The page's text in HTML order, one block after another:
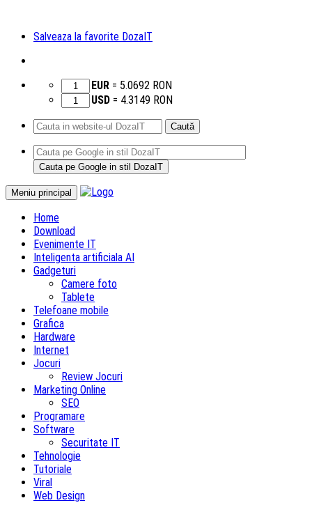
Salveaza la favorite DozaIT
EUR = 5.0692 RON
USD = 4.3149 RON
Caută
după:
Meniu principal
Sari
Home
Download
Evenimente IT
Inteligenta artificiala AI
Gadgeturi
Camere foto
Tablete
Telefoane mobile
Grafica
Hardware
Internet
Jocuri
Review Jocuri
Marketing Online
SEO
Programare
Software
Securitate IT
Tehnologie
Tutoriale
Viral
Web Design